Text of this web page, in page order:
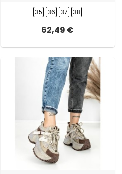
35 36 37 38
62,49 €